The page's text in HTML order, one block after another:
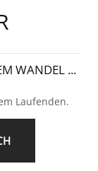
WANDEL ...
Laufenden.